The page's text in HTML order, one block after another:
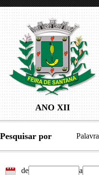
ANO XII
Pesquisar por Palavra
de a